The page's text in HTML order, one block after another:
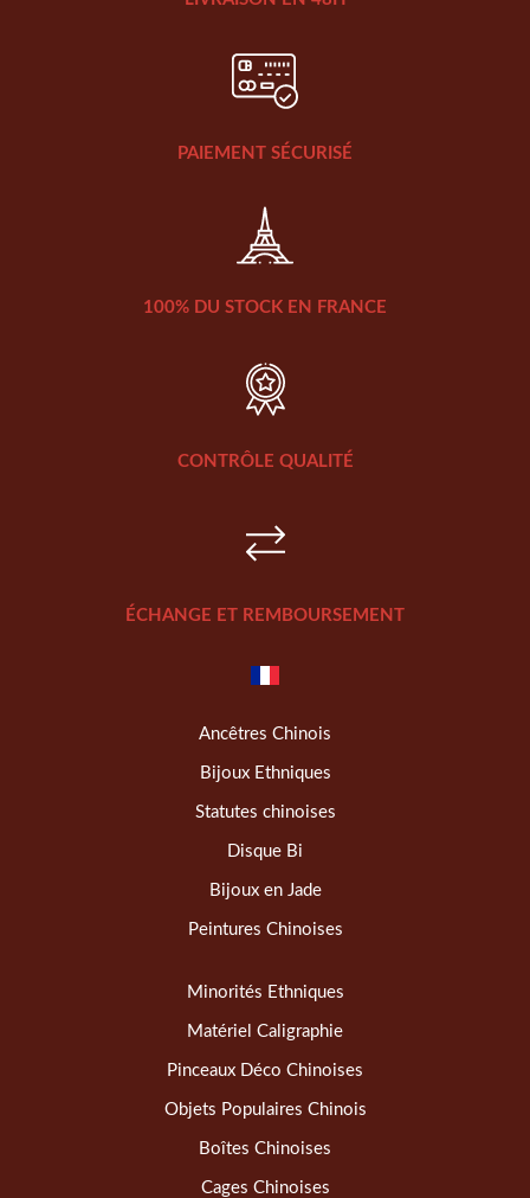
PAIEMENT SÉCURISÉ
100% DU STOCK EN FRANCE
CONTRÔLE QUALITÉ
ÉCHANGE ET REMBOURSEMENT
Ancêtres Chinois
Bijoux Ethniques
Statutes chinoises
Disque Bi
Bijoux en Jade
Peintures Chinoises
Minorités Ethniques
Matériel Caligraphie
Pinceaux Déco Chinoises
Objets Populaires Chinois
Boîtes Chinoises
Cages Chinoises